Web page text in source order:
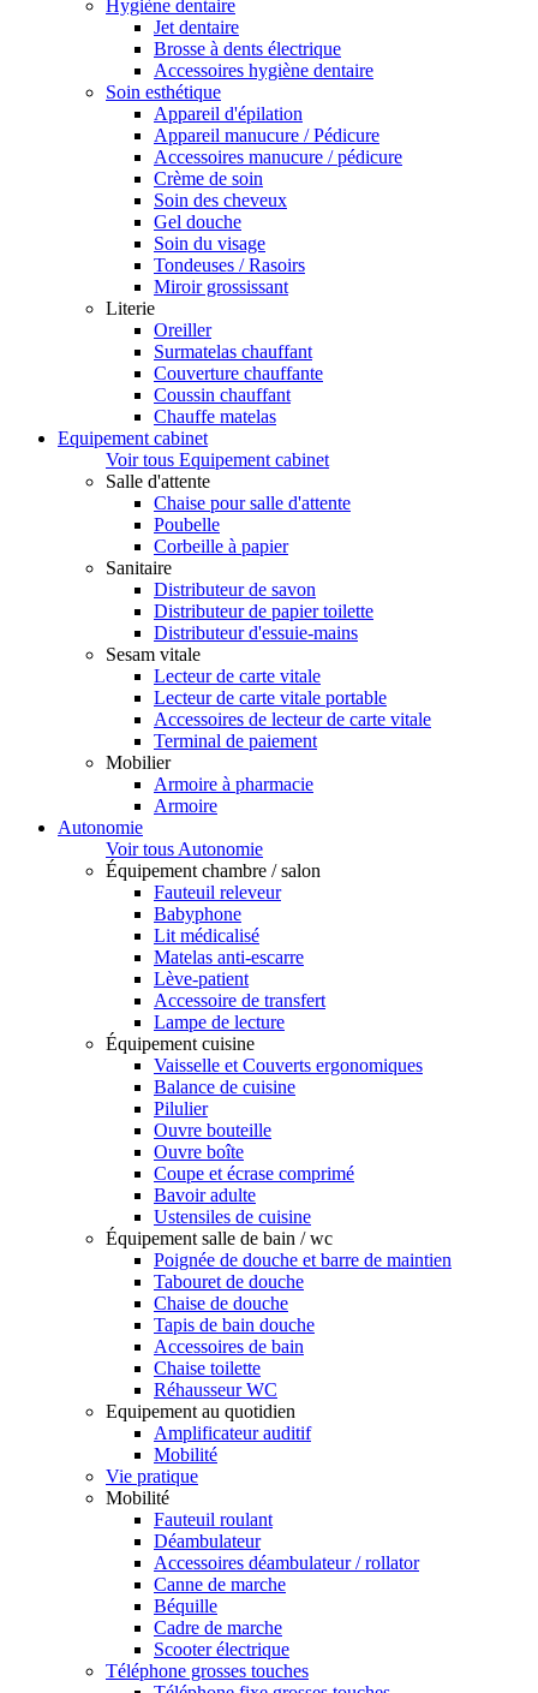
Hygiène dentaire
Jet dentaire
Brosse à dents électrique
Accessoires hygiène dentaire
Soin esthétique
Appareil d'épilation
Appareil manucure / Pédicure
Accessoires manucure / pédicure
Crème de soin
Soin des cheveux
Gel douche
Soin du visage
Tondeuses / Rasoirs
Miroir grossissant
Literie
Oreiller
Surmatelas chauffant
Couverture chauffante
Coussin chauffant
Chauffe matelas
Equipement cabinet
Voir tous Equipement cabinet
Salle d'attente
Chaise pour salle d'attente
Poubelle
Corbeille à papier
Sanitaire
Distributeur de savon
Distributeur de papier toilette
Distributeur d'essuie-mains
Sesam vitale
Lecteur de carte vitale
Lecteur de carte vitale portable
Accessoires de lecteur de carte vitale
Terminal de paiement
Mobilier
Armoire à pharmacie
Armoire
Autonomie
Voir tous Autonomie
Équipement chambre / salon
Fauteuil releveur
Babyphone
Lit médicalisé
Matelas anti-escarre
Lève-patient
Accessoire de transfert
Lampe de lecture
Équipement cuisine
Vaisselle et Couverts ergonomiques
Balance de cuisine
Pilulier
Ouvre bouteille
Ouvre boîte
Coupe et écrase comprimé
Bavoir adulte
Ustensiles de cuisine
Équipement salle de bain / wc
Poignée de douche et barre de maintien
Tabouret de douche
Chaise de douche
Tapis de bain douche
Accessoires de bain
Chaise toilette
Réhausseur WC
Equipement au quotidien
Amplificateur auditif
Mobilité
Vie pratique
Mobilité
Fauteuil roulant
Déambulateur
Accessoires déambulateur / rollator
Canne de marche
Béquille
Cadre de marche
Scooter électrique
Téléphone grosses touches